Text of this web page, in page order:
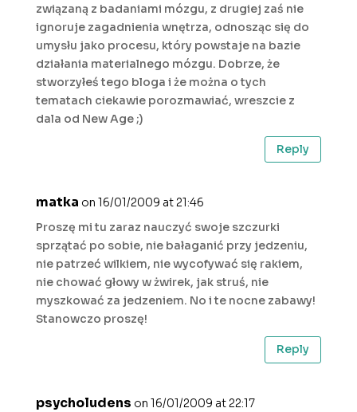
związaną z badaniami mózgu, z drugiej zaś nie
ignoruje zagadnienia wnętrza, odnosząc się do
umysłu jako procesu, który powstaje na bazie
działania materialnego mózgu. Dobrze, że
stworzyłeś tego bloga i że można o tych
tematach ciekawie porozmawiać, wreszcie z
dala od New Age ;)
Reply
matka on 16/01/2009 at 21:46
Proszę mi tu zaraz nauczyć swoje szczurki
sprzątać po sobie, nie bałaganić przy jedzeniu,
nie patrzeć wilkiem, nie wycofywać się rakiem,
nie chować głowy w żwirek, jak struś, nie
myszkować za jedzeniem. No i te nocne zabawy!
Stanowczo proszę!
Reply
psycholudens on 16/01/2009 at 22:17